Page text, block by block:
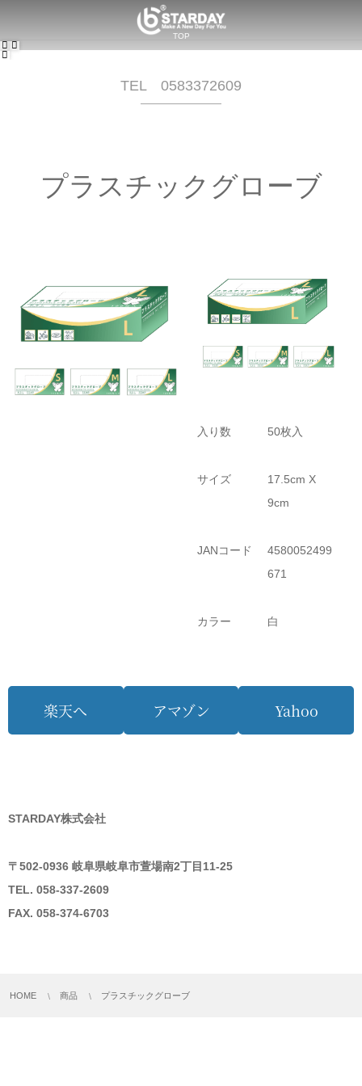
TOP
事業内容
TEL 0583372609
プラスチックグローブ
入り数 50枚入
サイズ
17.5cm X
9cm
JANコード
4580052499
671
カラー 白
楽天へ アマゾン Yahoo
STARDAY株式会社
〒502-0936 岐阜県岐阜市萱場南2丁目11-25
TEL. 058-337-2609
FAX. 058-374-6703
HOME 商品 プラスチックグローブ